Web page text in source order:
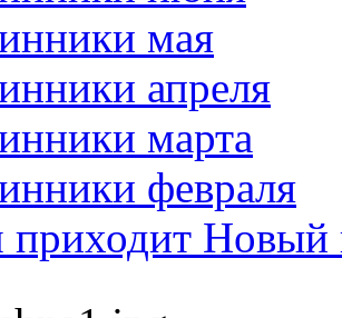
мая
апреля
марта
февраля
приходит Новый